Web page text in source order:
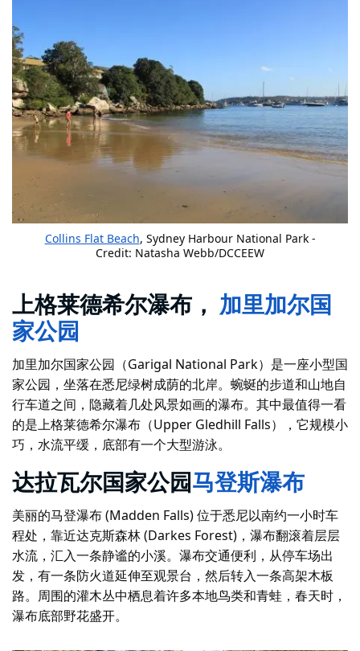
Collins Flat Beach, Sydney Harbour National Park -
Credit: Natasha Webb/DCCEEW
上格莱德希尔瀑布， 加里加尔国
家公园
加里加尔国家公园（Garigal National Park）是一座小型国
家公园，坐落在悉尼绿树成荫的北岸。蜿蜒的步道和山地自
行车道之间，隐藏着几处风景如画的瀑布。其中最值得一看
的是上格莱德希尔瀑布（Upper Gledhill Falls），它规模小
巧，水流平缓，底部有一个大型游泳。
达拉瓦尔国家公园 马登斯瀑布
美丽的马登瀑布 (Madden Falls) 位于悉尼以南约一小时车
程处，靠近达克斯森林 (Darkes Forest)，瀑布翻滚着层层
水流，汇入一条静谧的小溪。瀑布交通便利，从停车场出
发，有一条防火道延伸至观景台，然后转入一条高架木板
路。周围的灌木丛中栖息着许多本地鸟类和青蛙，春天时，
瀑布底部野花盛开。